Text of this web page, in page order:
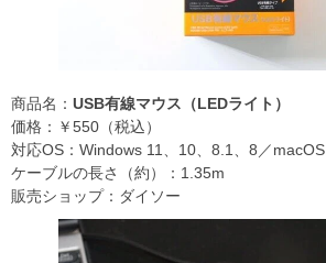
商品名： USB有線マウス（LEDライト）
価格：￥550（税込）
対応OS：Windows 11、10、8.1、8／macOS
ケーブルの長さ（約）：1.35m
販売ショップ：ダイソー